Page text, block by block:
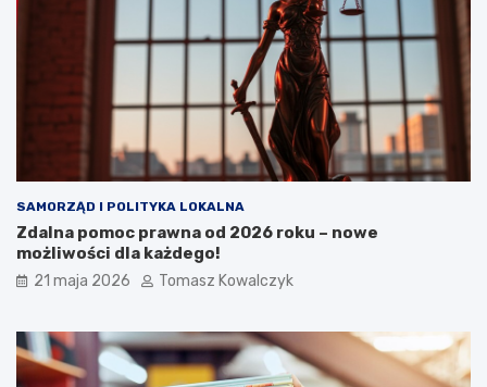
SAMORZĄD I POLITYKA LOKALNA
Zdalna pomoc prawna od 2026 roku – nowe
możliwości dla każdego!
21 maja 2026 Tomasz Kowalczyk